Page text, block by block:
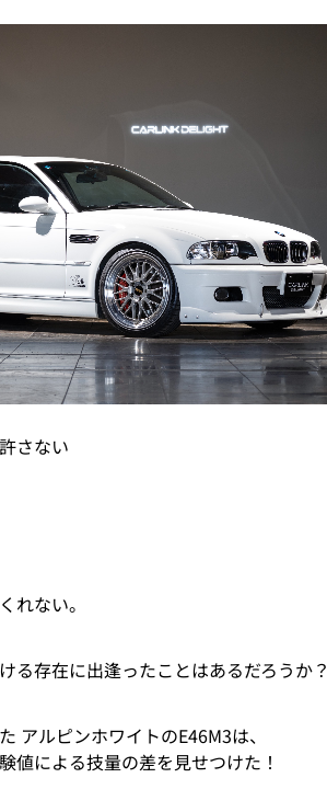
さない
れない。
る存在に出逢ったことはあるだろうか？
アルピンホワイトのE46M3は、
値による技量の差を見せつけた！